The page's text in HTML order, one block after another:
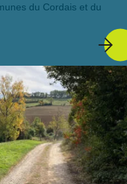
du Cordais et du